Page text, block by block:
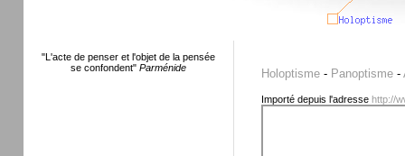
"L'acte de penser et l'objet de la pensée
se confondent" Parménide Holoptisme- Panoptisme-
Importé depuis l'adresse http://